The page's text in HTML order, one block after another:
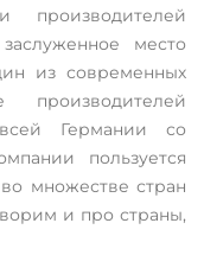
место
из современных
Германии со
пользуется
множестве стран
и про страны,